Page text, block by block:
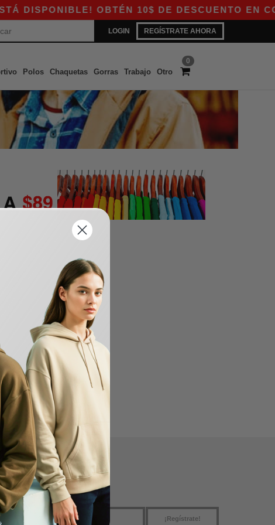
DISPONIBLE! OBTÉN 10$ DE DESCUENTO EN
LOGIN REGÍSTRATE AHORA
0
Polos Chaquetas Gorras Trabajo Otro
USA
SÍGUENOS
¡Regístrate!